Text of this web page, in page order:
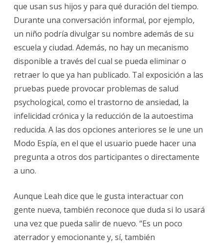
que usan sus hijos y para qué duración del tiempo.
Durante una conversación informal, por ejemplo,
un niño podría divulgar su nombre además de su
escuela y ciudad. Además, no hay un mecanismo
disponible a través del cual se pueda eliminar o
retraer lo que ya han publicado. Tal exposición a las
pruebas puede provocar problemas de salud
psychological, como el trastorno de ansiedad, la
infelicidad crónica y la reducción de la autoestima
reducida. A las dos opciones anteriores se le une un
Modo Espía, en el que el usuario puede hacer una
pregunta a otros dos participantes o directamente
a uno.
Aunque Leah dice que le gusta interactuar con
gente nueva, también reconoce que duda si lo usará
una vez que pueda salir de nuevo. “Es un poco
aterrador y emocionante y, sí, también